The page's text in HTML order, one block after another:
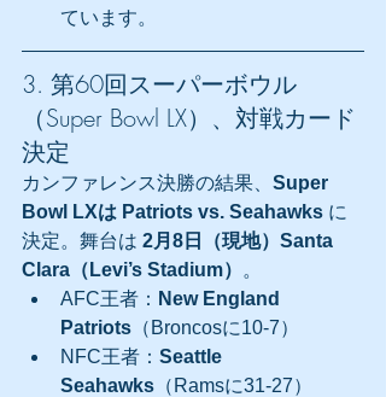
ています。
3. 第60回スーパーボウル
（Super Bowl LX）、対戦カード
決定
カンファレンス決勝の結果、 Super
Bowl LXは Patriots vs. Seahawks に
決定。舞台は 2月8日（現地）Santa
Clara（Levi’s Stadium）
。
AFC王者： New England
Patriots （Broncosに10-7）
NFC王者： Seattle
Seahawks （Ramsに31-27）